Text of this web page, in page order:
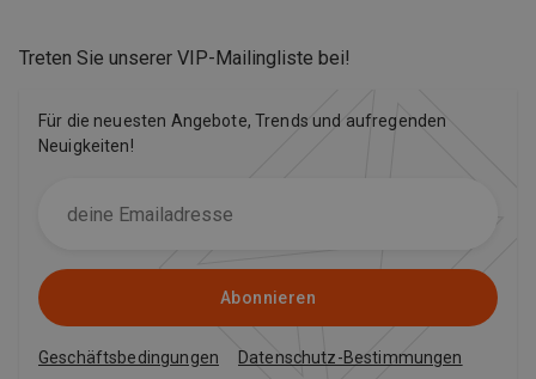
Treten Sie unserer VIP-Mailingliste bei!
Für die neuesten Angebote, Trends und aufregenden
Neuigkeiten!
Abonnieren
Geschäftsbedingungen Datenschutz-Bestimmungen